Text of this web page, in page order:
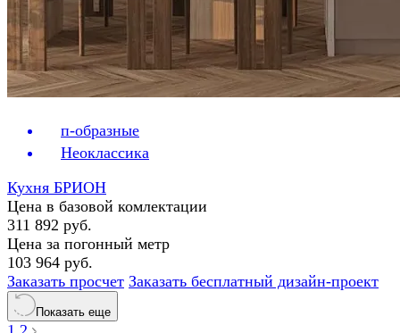
п-образные
Неоклассика
Кухня БРИОН
Цена в базовой комлектации
311 892 руб.
Цена за погонный метр
103 964 руб.
Заказать просчет Заказать бесплатный дизайн-проект
Показать еще